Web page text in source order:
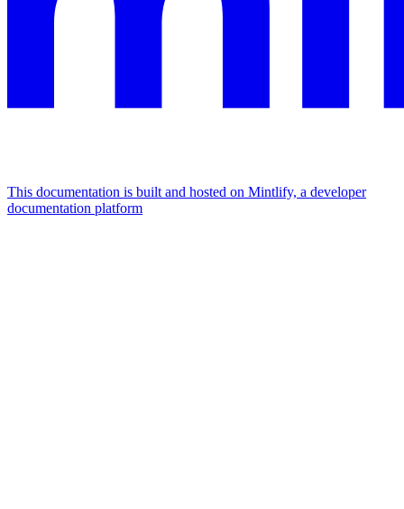
This documentation is built and hosted on Mintlify, a developer
documentation platform